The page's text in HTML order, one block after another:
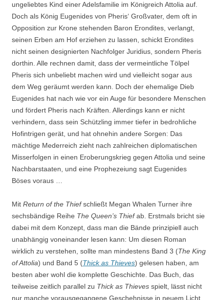
ungeliebtes Kind einer Adelsfamilie im Königreich Attolia auf.
Doch als König Eugenides von Pheris‘ Großvater, dem oft in
Opposition zur Krone stehenden Baron Erondites, verlangt,
seinen Erben am Hof erziehen zu lassen, schickt Erondites
nicht seinen designierten Nachfolger Juridius, sondern Pheris
dorthin. Alle rechnen damit, dass der vermeintliche Tölpel
Pheris sich unbeliebt machen wird und vielleicht sogar aus
dem Weg geräumt werden kann. Doch der ehemalige Dieb
Eugenides hat nach wie vor ein Auge für besondere Menschen
und fördert Pheris nach Kräften. Allerdings kann er nicht
verhindern, dass sein Schützling immer tiefer in bedrohliche
Hofintrigen gerät, und hat ohnehin andere Sorgen: Das
mächtige Mederreich zieht nach zahlreichen diplomatischen
Misserfolgen in einen Eroberungskrieg gegen Attolia und seine
Nachbarstaaten, und eine Prophezeiung sagt Eugenides
Böses voraus …
Mit Return of the Thiefschließt Megan Whalen Turner ihre
sechsbändige Reihe The Queen’s Thiefab. Erstmals bricht sie
dabei mit dem Konzept, dass man die Bände prinzipiell auch
unabhängig voneinander lesen kann: Um diesen Roman
wirklich zu verstehen, sollte man mindestens Band 3 (The King
of Attolia) und Band 5 (Thick as Thieves) gelesen haben, am
besten aber wohl die komplette Geschichte. Das Buch, das
teilweise zeitlich parallel zu Thick as Thieves spielt, lässt nicht
nur manche vorausgegangene Geschehnisse in neuem Licht